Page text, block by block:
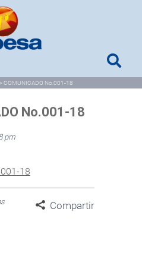
> COMUNICADO No.001-18
No.001-18
pm
18
Compartir